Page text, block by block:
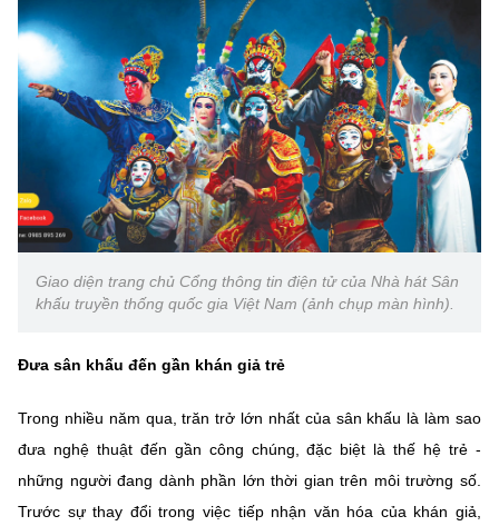
Tin tổng hợp
Tin địa phương
Bưu chính, Viễn thông
Sở hữu trí tuệ
Tiêu chuẩn, đo lường, chất lượng
Năng lượng nguyên tử
Videos
Infographic
Ảnh
Voice
Nhiệm vụ trọng tâm
Chọn ngôn ngữ
Vietnamese English
BỘ KHOA HỌC VÀ CÔNG NGHỆ
MINISTRY OF SCIENCE AND TECHNOLOGY
Theo dõi MST:
Giao diện trang chủ Cổng thông tin điện tử của Nhà hát Sân
khấu truyền thống quốc gia Việt Nam (ảnh chụp màn hình).
Đưa sân khấu đến gần khán giả trẻ
Trong nhiều năm qua, trăn trở lớn nhất của sân khấu là làm sao
đưa nghệ thuật đến gần công chúng, đặc biệt là thế hệ trẻ -
những người đang dành phần lớn thời gian trên môi trường số.
Trước sự thay đổi trong việc tiếp nhận văn hóa của khán giả,